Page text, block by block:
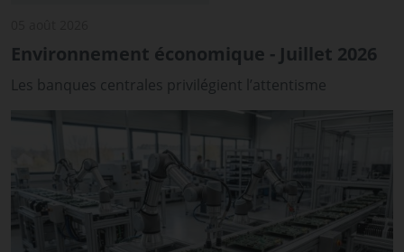
Environnement économique - Juillet 2026
Les banques centrales privilégient l’attentisme